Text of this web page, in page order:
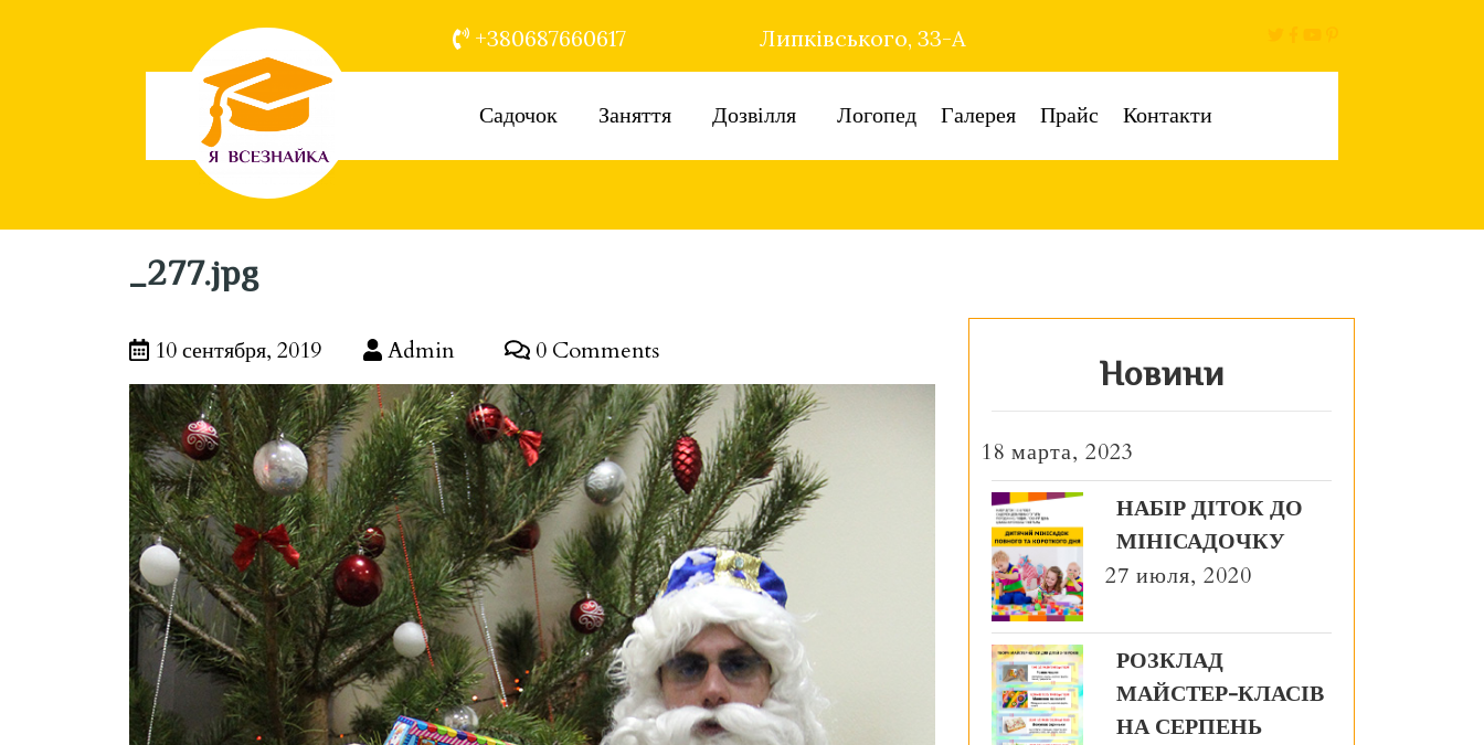
+380687660617 Липківського, 33-А
Садочок Заняття Дозвілля Логопед Галерея Прайс Контакти
_277.jpg
10 сентября, 2019 Admin 0 Comments
Новини
18 марта, 2023
НАБІР ДІТОК ДО
МІНІСАДОЧКУ
27 июля, 2020
РОЗКЛАД
МАЙСТЕР-КЛАСІВ
НА СЕРПЕНЬ